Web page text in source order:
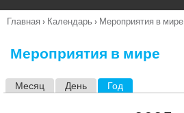
п
Вы
Главная › Календарь › Мероприятия в мире
Мероприятия в мире
Месяц День Год